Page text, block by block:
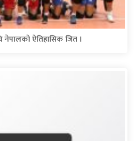
नेपालको ऐतिहासिक जित ।